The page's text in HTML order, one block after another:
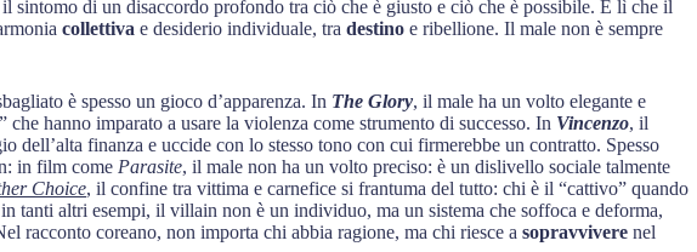
il sintomo di un disaccordo profondo tra ciò che è giusto e ciò che è possibile. È lì che il
collettiva e desiderio individuale, tra destino e ribellione. Il male non è sempre
è spesso un gioco d’apparenza. In The Glory, il male ha un volto elegante e
che hanno imparato a usare la violenza come strumento di successo. In Vincenzo, il
dell’alta finanza e uccide con lo stesso tono con cui firmerebbe un contratto. Spesso
in film come Parasite, il male non ha un volto preciso: è un dislivello sociale talmente
Choice, il confine tra vittima e carnefice si frantuma del tutto: chi è il “cattivo” quando
tanti altri esempi, il villain non è un individuo, ma un sistema che soffoca e deforma,
racconto coreano, non importa chi abbia ragione, ma chi riesce a sopravvivere nel